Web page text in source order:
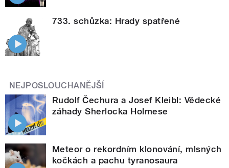
733. schůzka: Hrady spatřené
NEJPOSLOUCHANĚJŠÍ
Rudolf Čechura a Josef Kleibl: Vědecké
záhady Sherlocka Holmese
Meteor o rekordním klonování, mlsných
kočkách a pachu tyranosaura